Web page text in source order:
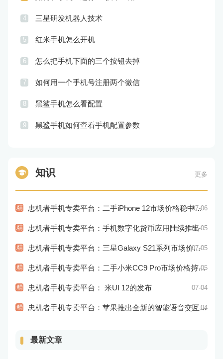
4 三星研发机器人技术
5 红米手机怎么开机
6 怎么把手机下面的三个按钮去掉
7 如何用一个手机号注册两个微信
8 黑鲨手机怎么看配置
9 黑鲨手机如何查看手机配置参数
知识 更多
精 忠机者手机专卖平台：二手iPhone 12市场价格稳中有升07-06
精 忠机者手机专卖平台：手机数字化货币应用陆续推出07-05
精 忠机者手机专卖平台：三星Galaxy S21系列市场价格持续下跌07-05
精 忠机者手机专卖平台：二手小米CC9 Pro市场价格持续下跌07-05
精 忠机者手机专卖平台： 米UI 12的发布 07-04
精 忠机者手机专卖平台：苹果推出全新的智能语音交互系统07-04
最新文章